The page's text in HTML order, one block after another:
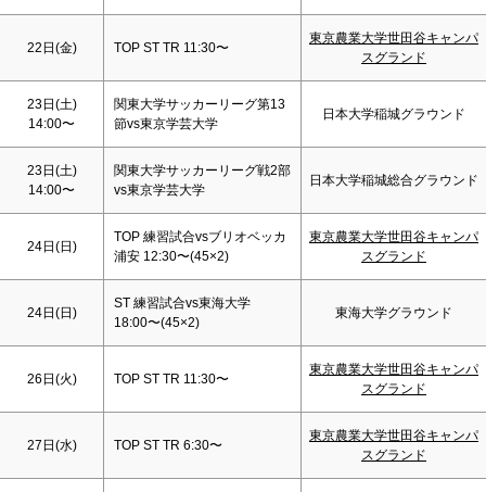
22日(金) TOP ST TR 11:30〜
東京農業大学世田谷キャンパ
スグランド
23日(土)
14:00〜
関東大学サッカーリーグ第13
節vs東京学芸大学
日本大学稲城グラウンド
23日(土)
14:00〜
関東大学サッカーリーグ戦2部
vs東京学芸大学
日本大学稲城総合グラウンド
24日(日)
TOP 練習試合vsブリオベッカ
浦安 12:30〜(45×2)
東京農業大学世田谷キャンパ
スグランド
24日(日)
ST 練習試合vs東海大学
18:00〜(45×2)
東海大学グラウンド
26日(火) TOP ST TR 11:30〜
東京農業大学世田谷キャンパ
スグランド
27日(水) TOP ST TR 6:30〜
東京農業大学世田谷キャンパ
スグランド